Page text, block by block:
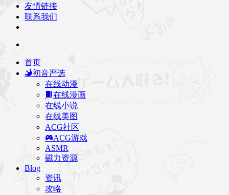
友情链接
联系我们
首页
初音严选
在线动漫
在线漫画
在线小说
在线美图
ACG社区
ACG游戏
ASMR
磁力资源
Blog
资讯
攻略